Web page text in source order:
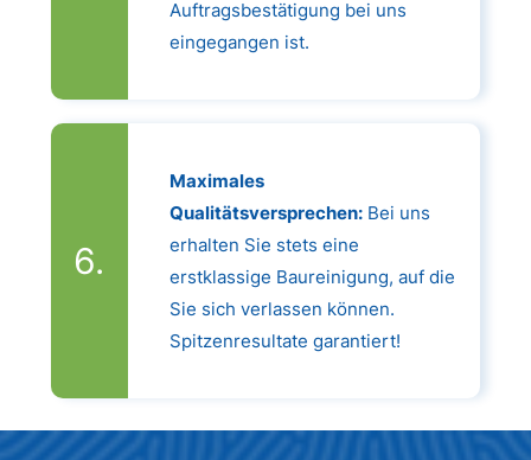
Auftragsbestätigung bei uns
eingegangen ist.
Maximales
Qualitätsversprechen:Bei uns
erhalten Sie stets eine
erstklassige Baureinigung, auf die
Sie sich verlassen können.
Spitzenresultate garantiert!